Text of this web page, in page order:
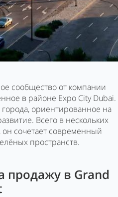
сообщество от компании
в районе Expo City Dubai.
ориентированное на
Всего в нескольких
он сочетает современный
пространств.
продажу в Grand